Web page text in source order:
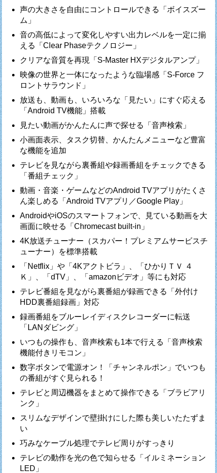
声の大きさを自由にコントロールできる「ボイスズー
ム」
音の高低によって変化しやすい出力レベルを一定に揃
える「Clear Phaseテクノロジー」
クリアな音質を再現「S-Master HXデジタルアンプ」
映像の世界と一体になったような臨場感「S-Force フ
ロントサラウンド」
放送も、動画も、いろいろな「見たい」にすぐ応える
「Android TV機能」搭載
見たい動画がかんたんに声で探せる「音声検索」
小画面表示、タスク切替、かんたんメニューなど豊富
な機能を追加
テレビを見ながら裏番組や録画番組をチェックできる
「番組チェック」
動画・音楽・ゲームなどのAndroid TVアプリがたくさ
ん楽しめる「Android TVアプリ／Google Play」
AndroidやiOSのスマートフォンで、見ている動画を大
画面に映せる「Chromecast built-in」
4K放送チューナー（スカパー！プレミアムサービスチ
ューナー）を標準搭載
「Netflix」や「4Kアクトビラ」、「ひかりＴＶ ４
Ｋ」、「dTV」、「amazonビデオ」等にも対応
テレビ番組を見ながら裏番組が録画できる「外付け
HDD裏番組録画」対応
録画番組をブルーレイディスクレコーダーに転送
「LANダビング」
いつもの操作も、音声検索も1本で行える「音声検索
機能付きリモコン」
数字ボタンで電源オン！「チャンネルポン」でいつも
の番組がすぐ見られる！
テレビと周辺機器をまとめて操作できる「ブラビアリ
ンク」
スリムなデザインで壁掛けにした際も美しいたたずま
い
巧みなケーブル処理でテレビ周りがすっきり
テレビの動作を光の色で知らせる「イルミネーション
LED」